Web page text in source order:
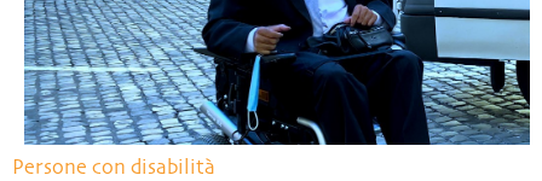
Persone con disabilità